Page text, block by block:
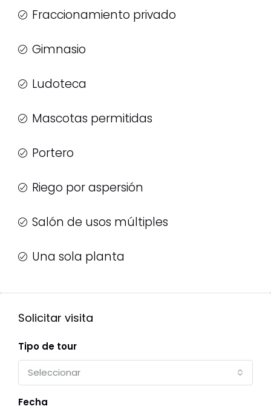
Fraccionamiento privado
Gimnasio
Ludoteca
Mascotas permitidas
Portero
Riego por aspersión
Salón de usos múltiples
Una sola planta
Solicitar visita
Tipo de tour
Seleccionar
Fecha